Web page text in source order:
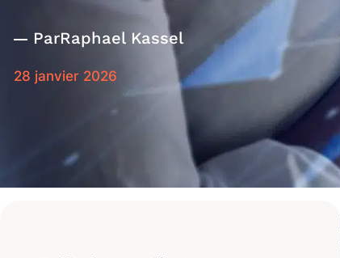
ParRaphael Kassel
28 janvier 2026